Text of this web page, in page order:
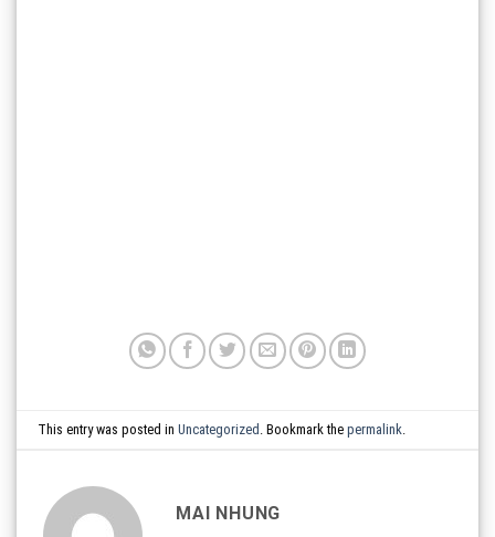
This entry was posted inUncategorized . Bookmark thepermalink
MAI NHUNG